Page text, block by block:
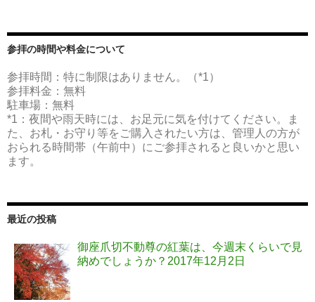
参拝の時間や料金について
参拝時間：特に制限はありません。（*1）
参拝料金：無料
駐車場：無料
*1：夜間や雨天時には、お足元に気を付けてください。ま
た、お札・お守り等をご購入されたい方は、管理人の方が
おられる時間帯（午前中）にご参拝されると良いかと思い
ます。
最近の投稿
御座爪切不動尊の紅葉は、今週末くらいで見
納めでしょうか？ 2017年12月2日